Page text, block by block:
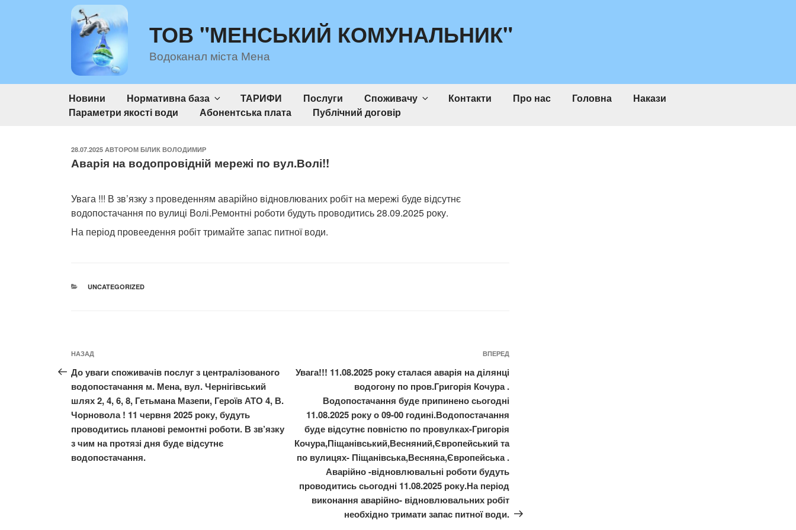
ТОВ "МЕНСЬКИЙ КОМУНАЛЬНИК"
Водоканал міста Мена
Новини Нормативна база ТАРИФИ Послуги Споживачу Контакти Про нас Головна
Накази
Параметри якості води
Абонентська плата Публічний договір
ОПУБЛІКОВАНО
28.07.2025 АВТОРОМ БІЛИК ВОЛОДИМИР
Аварія на водопровідній мережі по вул.Волі!!
Увага !!! В зв’язку з проведенням аварійно відновлюваних робіт на мережі буде відсутнє
водопостачання по вулиці Волі.Ремонтні роботи будуть проводитись 28.09.2025 року.
На період провеедення робіт тримайте запас питної води.
КАТЕГОРІЇ
UNCATEGORIZED
Навігація
записів
Попередній
запис:
НАЗАД
До уваги споживачів послуг з централізованого
водопостачання м. Мена, вул. Чернігівський
шлях 2, 4, 6, 8, Гетьмана Мазепи, Героїв АТО 4, В.
Чорновола ! 11 червня 2025 року, будуть
проводитись планові ремонтні роботи. В зв’язку
з чим на протязі дня буде відсутнє
водопостачання.
Наступний
ВПЕРЕД
Увага!!! 11.08.2025 року сталася аварія на ділянці
водогону по пров.Григорія Кочура .
Водопостачання буде припинено сьогодні
11.08.2025 року о 09-00 годині.Водопостачання
буде відсутнє повністю по провулках-Григорія
Кочура,Піщанівський,Весняний,Європейський та
по вулицях- Піщанівська,Весняна,Європейська .
Аварійно -відновлювальні роботи будуть
проводитись сьогодні 11.08.2025 року.На період
виконання аварійно- відновлювальних робіт
необхідно тримати запас питної води.